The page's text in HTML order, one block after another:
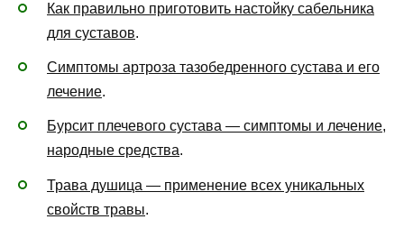
Как правильно приготовить настойку сабельника
для суставов.
Симптомы артроза тазобедренного сустава и его
лечение.
Бурсит плечевого сустава — симптомы и лечение,
народные средства.
Трава душица — применение всех уникальных
свойств травы.